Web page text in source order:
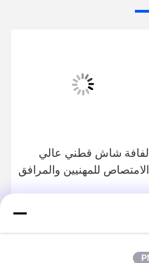
لفافة شاش قطني عالي
الامتصاص للمهنيين والمرافق